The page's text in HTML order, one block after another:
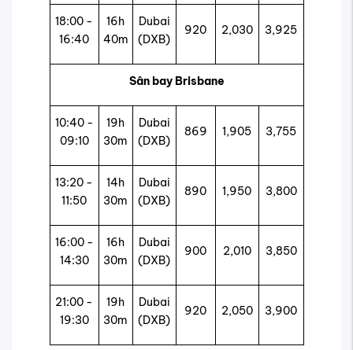
18:00 -
16:40
16h
40m
Dubai
(DXB)
920 2,030 3,925
Sân bay Brisbane
10:40 -
09:10
19h
30m
Dubai
(DXB)
869 1,905 3,755
13:20 -
11:50
14h
30m
Dubai
(DXB)
890 1,950 3,800
16:00 -
14:30
16h
30m
Dubai
(DXB)
900 2,010 3,850
21:00 -
19:30
19h
30m
Dubai
(DXB)
920 2,050 3,900